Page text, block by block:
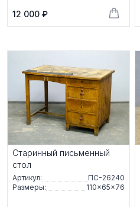
12 000 ₽
Старинный письменный
стол
Артикул:
ПС-26240
Размеры:
110×65×76